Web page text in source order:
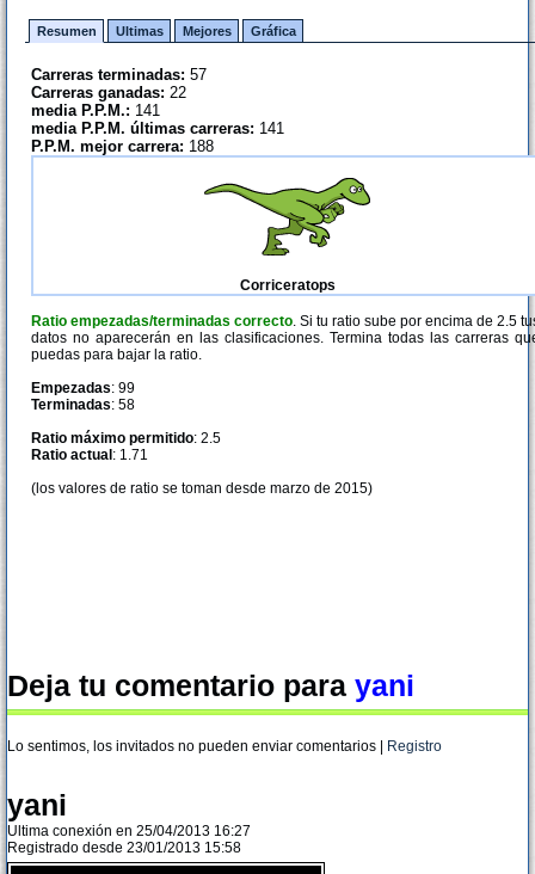
Resumen Ultimas Mejores Gráfica
Carreras terminadas: 57
Carreras ganadas: 22
media P.P.M.: 141
media P.P.M. últimas carreras: 141
P.P.M. mejor carrera: 188
Corriceratops
Ratio empezadas/terminadas correcto. Si tu ratio sube por encima de 2.5
datos no aparecerán en las clasificaciones. Termina todas las carreras
puedas para bajar la ratio.
Empezadas: 99
Terminadas: 58
Ratio máximo permitido: 2.5
Ratio actual : 1.71
(los valores de ratio se toman desde marzo de 2015)
Deja tu comentario para yani
Lo sentimos, los invitados no pueden enviar comentarios | Registro
yani
Ultima conexión en 25/04/2013 16:27
Registrado desde 23/01/2013 15:58